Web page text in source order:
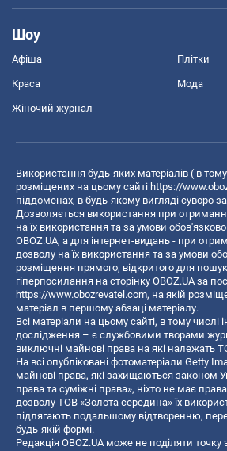
Шоу
Афіша Плітки
Краса Мода
Жіночий журнал
Використання будь-яких матеріалів ( в
розміщених на цьому сайті https://
піддоменах, в будь-якому вигляді суворо
Дозволяється використання при
на їх використання та за умови
OBOZ.UA, а для інтернет-видань - при
дозволу на їх використання та за умови
розміщення прямого, відкритого для
гіперпосилання на сторінку OBOZ.UA за
https://www.obozrevatel.com, на якій
матеріал в першому абзаці матеріалу.
Всі матеріали на цьому сайті, в тому числі
дослідження – є службовими творами
виключні майнові права на які належать
На всі опубліковані фотоматеріали Getty
майнові права, які захищаються законом
права та суміжні права», ніхто не має
дозволу ТОВ «Золота середина» їх
підлягають подальшому відтворенню,
будь-якій формі.
Редакція OBOZ.UA може не поділяти точку